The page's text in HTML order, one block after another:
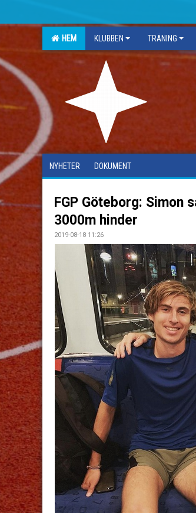
HEM KLUBBEN TRÄNING
NYHETER DOKUMENT
FGP Göteborg: Simon
3000m hinder
2019-08-18 11:26